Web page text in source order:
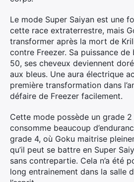
Le mode Super Saiyan est une
cette race extraterrestre, mais
transformer après la mort de
contre Freezer. Sa puissance
50, ses cheveux deviennent
aux bleus. Une aura électrique
première transformation dans
défaire de Freezer facilement.
Cette mode possède un grade
consomme beaucoup
grade 4, où Goku maitrise
qu’il peut se battre en Super
sans contrepartie. Cela n’a été
long entrainement dans la salle